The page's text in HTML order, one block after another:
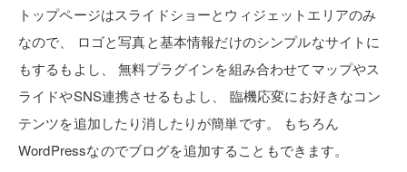
トップページはスライドショーとウィジェットエリアのみ
なので、
ロゴと写真と基本情報だけのシンプルなサイトに
もするもよし、
無料プラグインを組み合わせてマップやス
ライドやSNS連携させるもよし、
臨機応変にお好きなコン
テンツを追加したり消したりが簡単です。
もちろん
WordPressなのでブログを追加することもできます。